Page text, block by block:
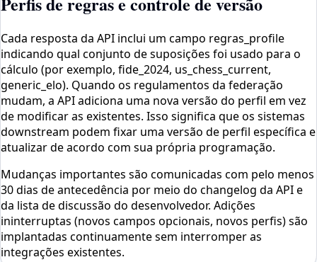
Cada resposta da API inclui um campo regras_profile
indicando qual conjunto de suposições foi usado para o
cálculo (por exemplo, fide_2024, us_chess_current,
generic_elo). Quando os regulamentos da federação
mudam, a API adiciona uma nova versão do perfil em vez
de modificar as existentes. Isso significa que os sistemas
downstream podem fixar uma versão de perfil específica e
atualizar de acordo com sua própria programação.
Mudanças importantes são comunicadas com pelo menos
30 dias de antecedência por meio do changelog da API e
da lista de discussão do desenvolvedor. Adições
ininterruptas (novos campos opcionais, novos perfis) são
implantadas continuamente sem interromper as
integrações existentes.